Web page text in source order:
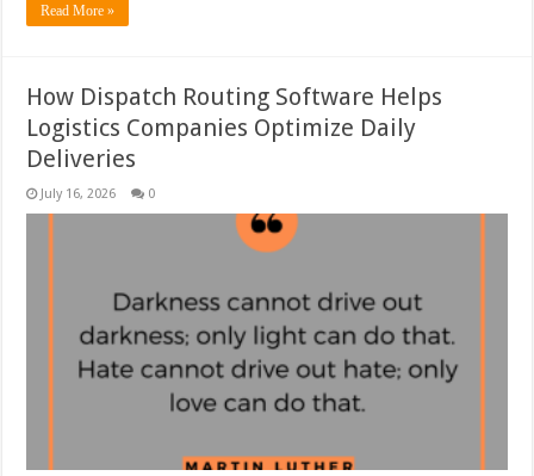
Read More »
How Dispatch Routing Software Helps
Logistics Companies Optimize Daily
Deliveries
July 16, 2026 0